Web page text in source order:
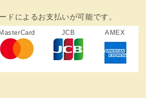
ドによるお支払いが可能です。
MasterCard JCB AMEX